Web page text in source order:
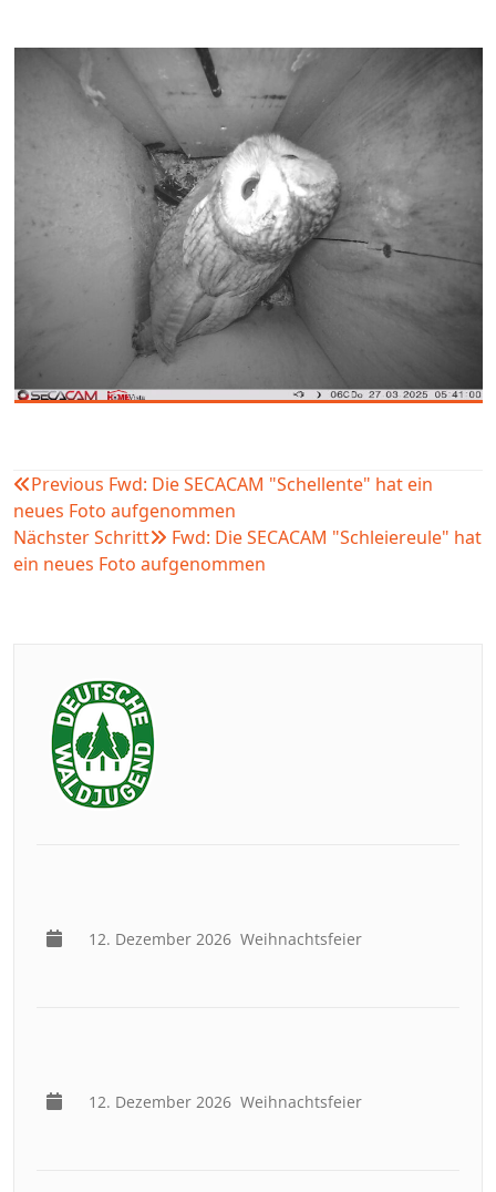
Beitragsnavigation
Previous Fwd: Die SECACAM "Schellente" hat ein
neues Foto aufgenommen
Nächster Schritt
Fwd: Die SECACAM "Schleiereule" hat
ein neues Foto aufgenommen
12. Dezember 2026 Weihnachtsfeier
12. Dezember 2026 Weihnachtsfeier